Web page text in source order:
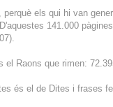
els qui hi van
141.000
Raons que rimen:
és el de Dites i frases